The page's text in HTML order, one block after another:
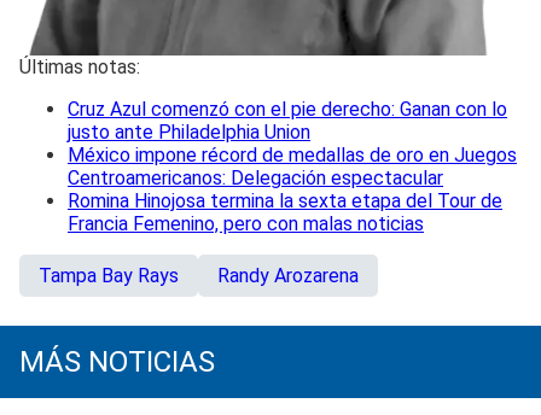
Últimas notas:
Cruz Azul comenzó con el pie derecho: Ganan con lo
justo ante Philadelphia Union
México impone récord de medallas de oro en Juegos
Centroamericanos: Delegación espectacular
Romina Hinojosa termina la sexta etapa del Tour de
Francia Femenino, pero con malas noticias
Tampa Bay Rays Randy Arozarena
MÁS NOTICIAS